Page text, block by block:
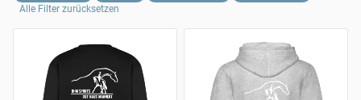
Alle Filter zurücksetzen